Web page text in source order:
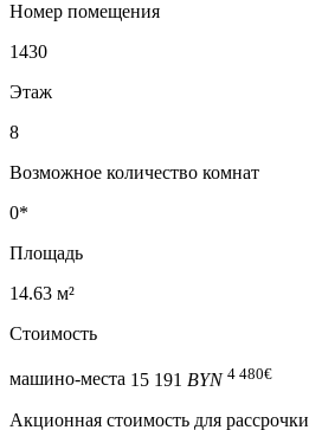
Номер помещения
1430
Этаж
8
Возможное количество комнат
0*
Площадь
14.63 м²
Стоимость
машино-места 15 191 BYN 4 480€
Акционная стоимость для рассрочки